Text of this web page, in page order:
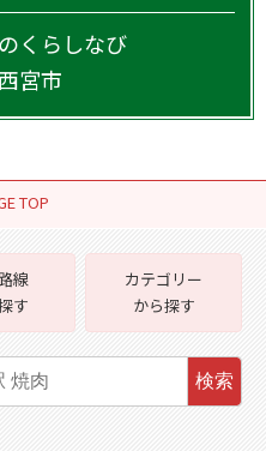
くらしなび
宮市
TOP
線
す
カテゴリー
から探す
検索